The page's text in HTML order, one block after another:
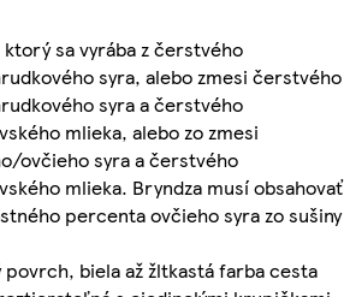
sa vyrába z čerstvého
syra, alebo zmesi čerstvého
syra a čerstvého
mlieka, alebo zo zmesi
ovčieho syra a čerstvého
mlieka. Bryndza musí obsahovať
percenta ovčieho syra zo sušiny
biela až žltkastá farba cesta